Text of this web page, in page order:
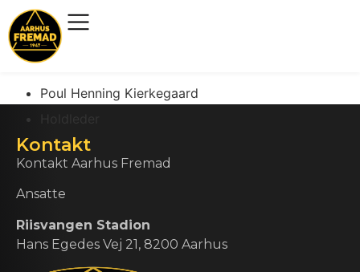
Poul Henning Kierkegaard
Kontakt
Kontakt Aarhus Fremad
Ansatte
Riisvangen Stadion
Hans Egedes Vej 21, 8200 Aarhus